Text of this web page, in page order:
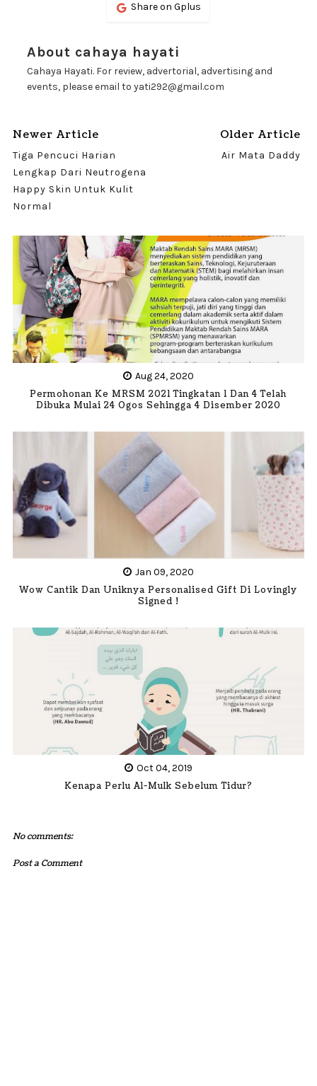
Share on Gplus
About cahaya hayati
Cahaya Hayati. For review, advertorial, advertising and
events, please email to yati292@gmail.com
Newer Article
Tiga Pencuci Harian
Lengkap Dari Neutrogena
Happy Skin Untuk Kulit
Normal
Older Article
Air Mata Daddy
Aug 24, 2020
Permohonan Ke MRSM 2021 Tingkatan 1 Dan 4 Telah
Dibuka Mulai 24 Ogos Sehingga 4 Disember 2020
Jan 09, 2020
Wow Cantik Dan Uniknya Personalised Gift Di Lovingly
Signed !
Oct 04, 2019
Kenapa Perlu Al-Mulk Sebelum Tidur?
No comments:
Post a Comment